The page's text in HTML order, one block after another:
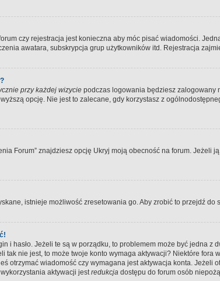
czy rejestracja jest konieczna aby móc pisać wiadomości.
awatara, subskrypcja grup użytkowników itd. Rejestracja
przy każdej wizycie podczas logowania będziesz zalogowany
opcję. Nie jest to zalecane, gdy korzystasz z
Forum” znajdziesz opcję Ukryj moją obecność na forum.
istnieje możliwość zresetowania go. Aby zrobić to przejdź
i hasło. Jeżeli te są w porządku, to problemem może być jedna z
tak nie jest, to może twoje konto wymaga aktywacji? Niektóre
otrzymać wiadomość czy wymagana jest aktywacja konta.
aktywacji jestredukcja dostępu do forum osób